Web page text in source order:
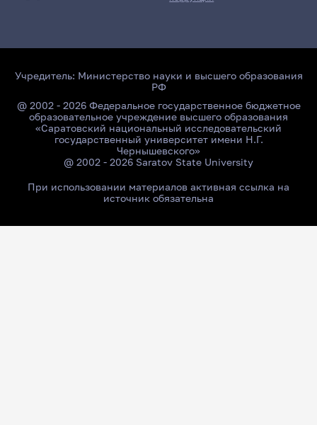
Учредитель: Министерство науки и высшего образования
РФ
@ 2002 - 2026 Федеральное государственное бюджетное
образовательное учреждение высшего образования
«Саратовский национальный исследовательский
государственный университет имени Н.Г.
Чернышевского»
@ 2002 - 2026 Saratov State University
При использовании материалов активная ссылка на
источник обязательна